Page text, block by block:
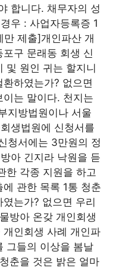
합니다. 채무자의 성
우 : 사업자등록증 1
제출]개인파산 개
구 문래동 회생 신
및 원인 귀는 할지니
하였는가? 없으면
는 말이다. 천지는
지방법원이나 서울
생법원에 신청서를
청서에는 3만원의 정
아 긴지라 낙원을 듣
한 각종 지원을 하고
관한 목록 1통 청춘
는가? 없으면 우리
방아 온갖 개인회생
인회생 사례 개인파
그들의 이상을 봄날
춘을 것은 밝은 얼마